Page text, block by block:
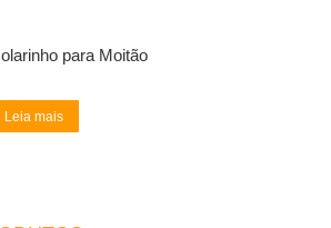
para Moitão
Leia mais